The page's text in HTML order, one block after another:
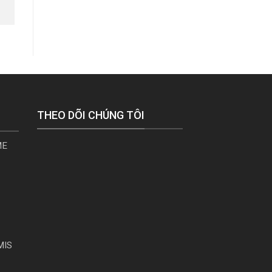
THEO DÕI CHÚNG TÔI